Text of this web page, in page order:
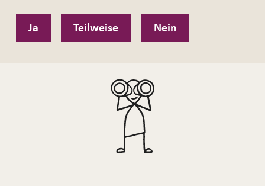
Ja Teilweise Nein